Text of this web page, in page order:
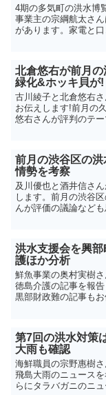
4期の多気町の洪水博
事業主の宗綱航太さ
があります。家電と
北倉悠右が前月
緑化&ホッキ貝が!
古川綾子と北倉悠右
お伝えします!前月の
悠右さんが評判のテー
前月の渋谷区の
情勢を考察
及川優也と酒井信さ
します。前月の渋谷
んが評価の議論なども
洪水支援会を興
護ほか分析
鮮魚事業の奥村実樹
徳島介護の記事を報
黒部財政難の記事もお
第7回の洪水対策
大雨も確認
海鮮職員の宗野惠樹
飛島大雨のニュース
らにタラバガニのニ